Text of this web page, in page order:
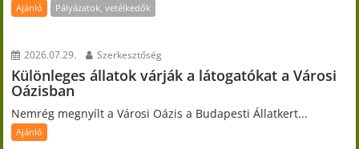
Ajánló Pályázatok, vetélkedők
2026.07.29. Szerkesztőség
Különleges állatok várják a látogatókat a Városi
Oázisban
Nemrég megnyílt a Városi Oázis a Budapesti Állatkert...
Ajánló